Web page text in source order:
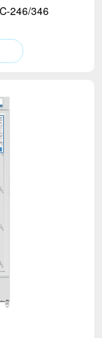
246/346